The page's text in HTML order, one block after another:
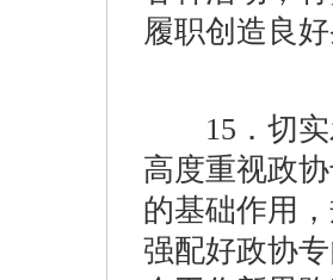
履职创造良
15．切实
高度重视政
的基础作用
强配好政协